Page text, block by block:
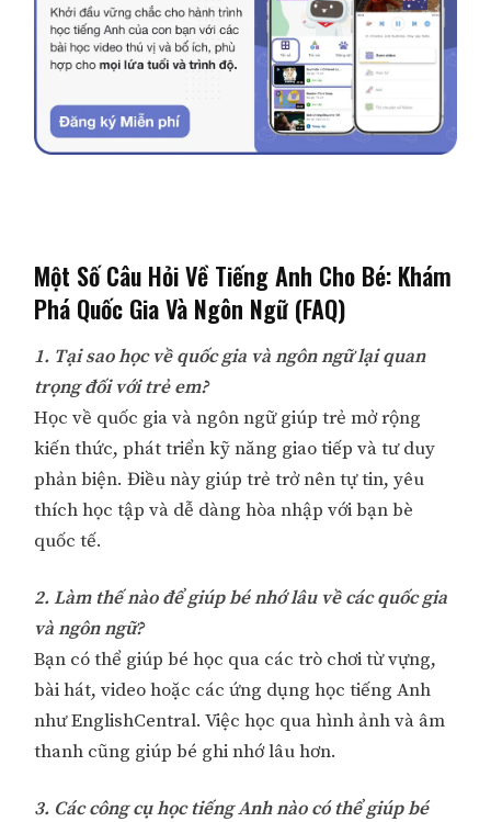
Một Số Câu Hỏi Về Tiếng Anh Cho Bé: Khám
Phá Quốc Gia Và Ngôn Ngữ (FAQ)
1. Tại sao học về quốc gia và ngôn ngữ lại quan
trọng đối với trẻ em?
Học về quốc gia và ngôn ngữ giúp trẻ mở rộng
kiến thức, phát triển kỹ năng giao tiếp và tư duy
phản biện. Điều này giúp trẻ trở nên tự tin, yêu
thích học tập và dễ dàng hòa nhập với bạn bè
quốc tế.
2. Làm thế nào để giúp bé nhớ lâu về các quốc gia
và ngôn ngữ?
Bạn có thể giúp bé học qua các trò chơi từ vựng,
bài hát, video hoặc các ứng dụng học tiếng Anh
như EnglishCentral. Việc học qua hình ảnh và âm
thanh cũng giúp bé ghi nhớ lâu hơn.
3. Các công cụ học tiếng Anh nào có thể giúp bé